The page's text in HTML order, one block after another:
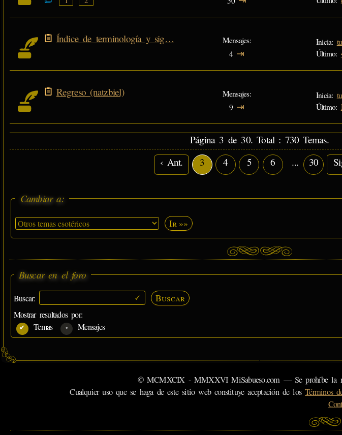
Índice de terminología y sig…
Mensajes
4 ⇥
Inicia:
Último:
Regreso (natzbiel)
Mensajes
9 ⇥
Inicia:
Último:
Página 3 de 30. Total : 730 Temas.
‹ Ant.
3 4 5 6 ... 30
Cambiar a:
Ir »»
Buscar en el foro
Buscar: Buscar
Mostrar resultados por:
Temas
Mensajes
© MCMXCIX - MMXXVI MiSabueso.com — Se prohíbe la
Cualquier uso que se haga de este sitio web constituye aceptación de losTérminos